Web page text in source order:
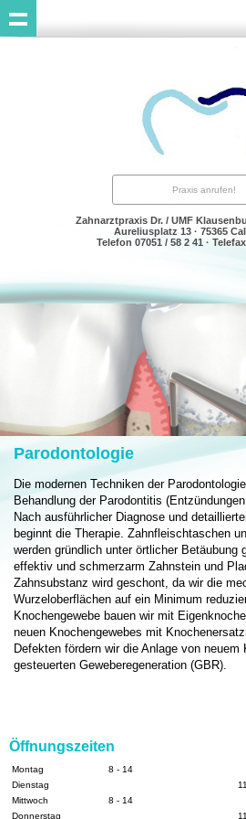
Praxis anrufen!
Zahnarztpraxis Dr. / UMF
Aureliusplatz 13 · 75365
Telefon 07051 / 58 2 41 ·
Parodontologie
Die modernen Techniken der
Behandlung der Parodontitis
Nach ausführlicher Diagnose und
beginnt die Therapie. Zahnfleischtaschen
werden gründlich unter örtlicher Betäubung
effektiv und schmerzarm Zahnstein und
Zahnsubstanz wird geschont, da wir die
Wurzeloberflächen auf ein Minimum
Knochengewebe bauen wir mit
neuen Knochengewebes mit
Defekten fördern wir die Anlage von neuem
gesteuerten Geweberegeneration (GBR).
Öffnungszeiten
Montag
8 - 14
Dienstag
Mittwoch
8 - 14
Donnerstag